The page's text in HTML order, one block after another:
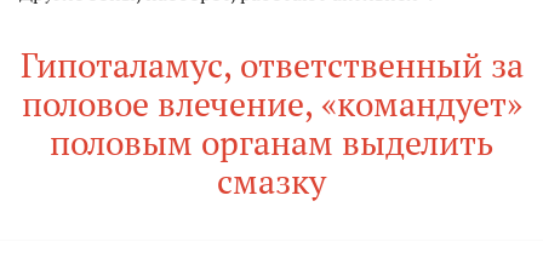
Гипоталамус, ответственный за
половое влечение, «командует»
половым органам выделить
смазку